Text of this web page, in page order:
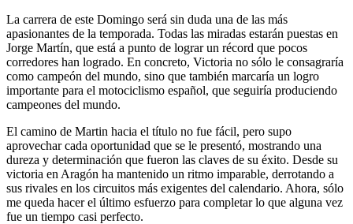
La carrera de este Domingo será sin duda una de las más
apasionantes de la temporada. Todas las miradas estarán puestas en
Jorge Martín, que está a punto de lograr un récord que pocos
corredores han logrado. En concreto, Victoria no sólo le consagraría
como campeón del mundo, sino que también marcaría un logro
importante para el motociclismo español, que seguiría produciendo
campeones del mundo.
El camino de Martin hacia el título no fue fácil, pero supo
aprovechar cada oportunidad que se le presentó, mostrando una
dureza y determinación que fueron las claves de su éxito. Desde su
victoria en Aragón ha mantenido un ritmo imparable, derrotando a
sus rivales en los circuitos más exigentes del calendario. Ahora, sólo
me queda hacer el último esfuerzo para completar lo que alguna vez
fue un tiempo casi perfecto.